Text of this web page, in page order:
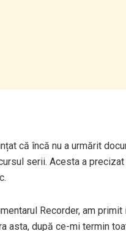
că încă nu a urmărit
serii. Acesta a
Recorder, am
asta, după ce-mi termin